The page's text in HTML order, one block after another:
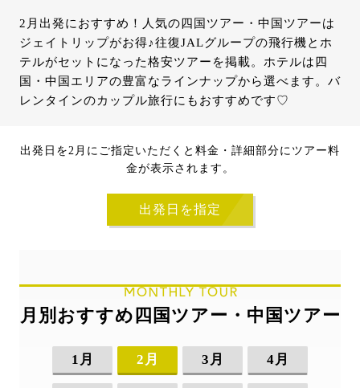
2月出発におすすめ！人気の四国ツアー・中国ツアーは
ジェイトリップがお得♪往復JALグループの飛行機とホ
テルがセットになった格安ツアーを掲載。ホテルは四
国・中国エリアの豊富なラインナップから選べます。バ
レンタインのカップル旅行にもおすすめです♡
出発日を2月にご指定いただくと料金・詳細部分にツアー料
金が表示されます。
出発日を指定
MONTHLY TOUR
月別おすすめ四国ツアー・中国ツアー
1月 2月 3月 4月